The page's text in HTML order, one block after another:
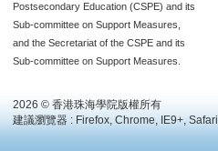
Postsecondary Education (CSPE) and its
Sub-committee on Support Measures,
and the Secretariat of the CSPE and its
Sub-committee on Support Measures.
2026 © 香港珠海學院版權所有
建議瀏覽器 : Firefox, Chrome, IE9+, Safari